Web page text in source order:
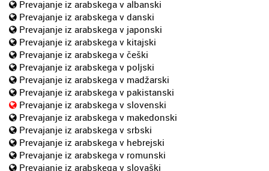
Prevajanje iz arabskega v albanski
Prevajanje iz arabskega v danski
Prevajanje iz arabskega v japonski
Prevajanje iz arabskega v kitajski
Prevajanje iz arabskega v češki
Prevajanje iz arabskega v poljski
Prevajanje iz arabskega v madžarski
Prevajanje iz arabskega v pakistanski
Prevajanje iz arabskega v slovenski
Prevajanje iz arabskega v makedonski
Prevajanje iz arabskega v srbski
Prevajanje iz arabskega v hebrejski
Prevajanje iz arabskega v romunski
Prevajanje iz arabskega v slovaški